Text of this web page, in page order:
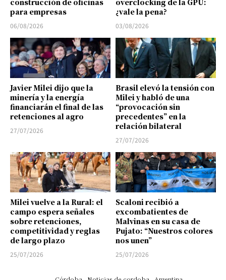
construcción de oficinas
para empresas
06/08/2026
overclocking de la GPU:
¿vale la pena?
03/08/2026
Javier Milei dijo que la
minería y la energía
financiarán el final de las
retenciones al agro
27/07/2026
Brasil elevó la tensión con
Milei y habló de una
“provocación sin
precedentes” en la
relación bilateral
27/07/2026
Milei vuelve a la Rural: el
campo espera señales
sobre retenciones,
competitividad y reglas
de largo plazo
25/07/2026
Scaloni recibió a
excombatientes de
Malvinas en su casa de
Pujato: “Nuestros colores
nos unen”
25/07/2026